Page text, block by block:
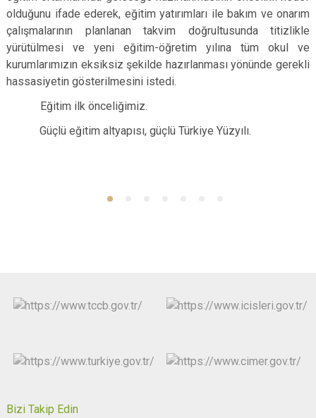
olduğunu ifade ederek, eğitim yatırımları ile bakım ve onarım
çalışmalarının planlanan takvim doğrultusunda titizlikle
yürütülmesi ve yeni eğitim-öğretim yılına tüm okul ve
kurumlarımızın eksiksiz şekilde hazırlanması yönünde gerekli
hassasiyetin gösterilmesini istedi.
Eğitim ilk önceliğimiz.
Güçlü eğitim altyapısı, güçlü Türkiye Yüzyılı.
Bizi Takip Edin